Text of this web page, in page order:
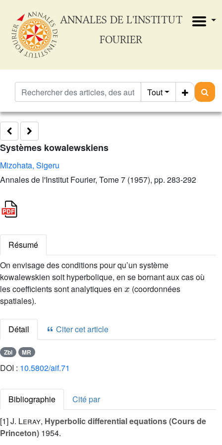
ANNALES DE L'INSTITUT
FOURIER
Tout
Systèmes kowalewskiens
Mizohata, Sigeru
Annales de l'Institut Fourier, Tome 7 (1957), pp. 283-292
Résumé
On envisage des conditions pour qu’un système
kowalewskien soit hyperbolique, en se bornant aux cas où
les coefficients sont analytiques en
x
(coordonnées
spatiales).
Détail Citer cet article
Zbl MR
DOI : 10.5802/aif.71
Bibliographie
Cité par
[1]J. Leray, Hyperbolic differential equations (Cours de
Princeton) 1954.